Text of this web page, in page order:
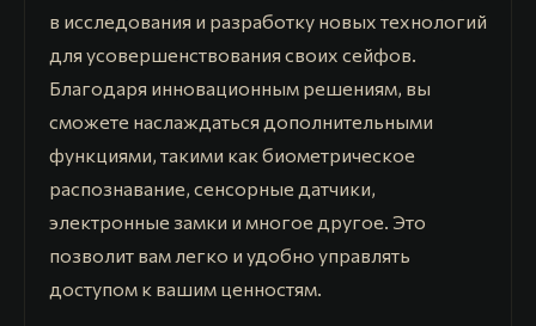
в исследования и разработку новых технологий
для усовершенствования своих сейфов.
Благодаря инновационным решениям, вы
сможете наслаждаться дополнительными
функциями, такими как биометрическое
распознавание, сенсорные датчики,
электронные замки и многое другое. Это
позволит вам легко и удобно управлять
доступом к вашим ценностям.